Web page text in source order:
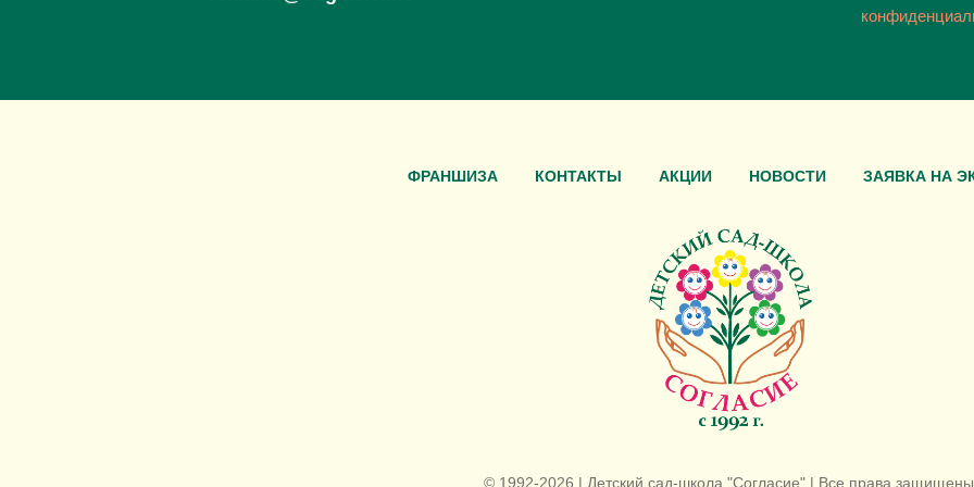
ФРАНШИЗА КОНТАКТЫ АКЦИИ НОВОСТИ ЗАЯВКА НА
© 1992-2026 | Детский сад-школа "Согласие" | Все права защищены.